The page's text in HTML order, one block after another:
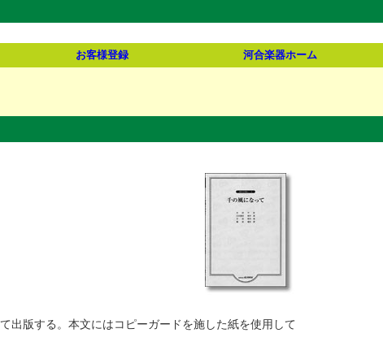
お客様登録 河合楽器ホーム
出版する。本文にはコピーガードを施した紙を使用して